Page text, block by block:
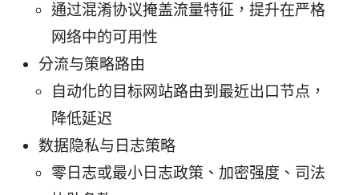
通过混淆协议掩盖流量特征，提升在严格
网络中的可用性
分流与策略路由
自动化的目标网站路由到最近出口节点，
降低延迟
数据隐私与日志策略
零日志或最小日志政策、加密强度、司法